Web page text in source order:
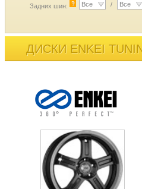
Задних шин: ? Все / Все
ДИСКИ ENKEI